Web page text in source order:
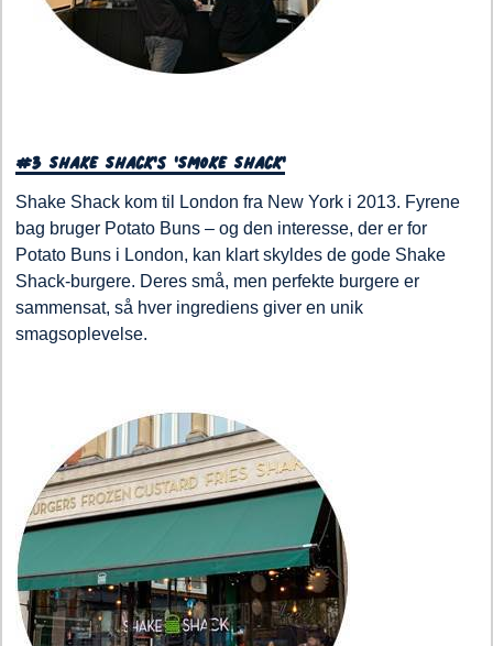
#3 Shake Shack's 'Smoke Shack'
Shake Shack kom til London fra New York i 2013. Fyrene
bag bruger Potato Buns – og den interesse, der er for
Potato Buns i London, kan klart skyldes de gode Shake
Shack-burgere. Deres små, men perfekte burgere er
sammensat, så hver ingrediens giver en unik
smagsoplevelse.